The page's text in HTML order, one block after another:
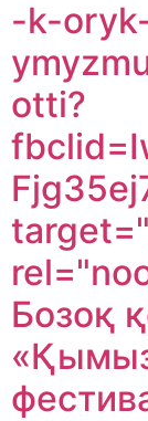
-k-
otti?
Бозоқ